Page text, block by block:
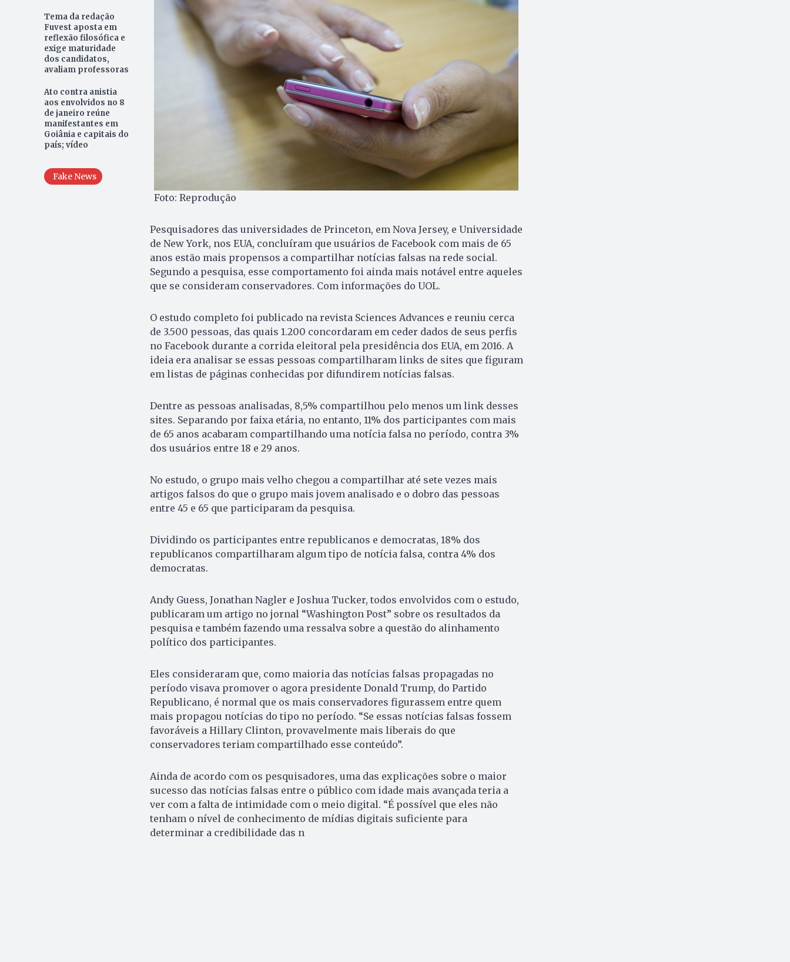
Tema da redação
Fuvest aposta em
reflexão filosófica e
exige maturidade
dos candidatos,
avaliam professoras
Ato contra anistia
aos envolvidos no 8
de janeiro reúne
manifestantes em
Goiânia e capitais do
país; vídeo
Fake News
Foto: Reprodução
Pesquisadores das universidades de Princeton, em Nova Jersey, e Universidade
de New York, nos EUA, concluíram que usuários de Facebook com mais de 65
anos estão mais propensos a compartilhar notícias falsas na rede social.
Segundo a pesquisa, esse comportamento foi ainda mais notável entre aqueles
que se consideram conservadores. Com informações do UOL.
O estudo completo foi publicado na revista Sciences Advances e reuniu cerca
de 3.500 pessoas, das quais 1.200 concordaram em ceder dados de seus perfis
no Facebook durante a corrida eleitoral pela presidência dos EUA, em 2016. A
ideia era analisar se essas pessoas compartilharam links de sites que figuram
em listas de páginas conhecidas por difundirem notícias falsas.
Dentre as pessoas analisadas, 8,5% compartilhou pelo menos um link desses
sites. Separando por faixa etária, no entanto, 11% dos participantes com mais
de 65 anos acabaram compartilhando uma notícia falsa no período, contra 3%
dos usuários entre 18 e 29 anos.
No estudo, o grupo mais velho chegou a compartilhar até sete vezes mais
artigos falsos do que o grupo mais jovem analisado e o dobro das pessoas
entre 45 e 65 que participaram da pesquisa.
Dividindo os participantes entre republicanos e democratas, 18% dos
republicanos compartilharam algum tipo de notícia falsa, contra 4% dos
democratas.
Andy Guess, Jonathan Nagler e Joshua Tucker, todos envolvidos com o estudo,
publicaram um artigo no jornal “Washington Post” sobre os resultados da
pesquisa e também fazendo uma ressalva sobre a questão do alinhamento
político dos participantes.
Eles consideraram que, como maioria das notícias falsas propagadas no
período visava promover o agora presidente Donald Trump, do Partido
Republicano, é normal que os mais conservadores figurassem entre quem
mais propagou notícias do tipo no período. “Se essas notícias falsas fossem
favoráveis a Hillary Clinton, provavelmente mais liberais do que
conservadores teriam compartilhado esse conteúdo”.
Ainda de acordo com os pesquisadores, uma das explicações sobre o maior
sucesso das notícias falsas entre o público com idade mais avançada teria a
ver com a falta de intimidade com o meio digital. “É possível que eles não
tenham o nível de conhecimento de mídias digitais suficiente para
determinar a credibilidade das n